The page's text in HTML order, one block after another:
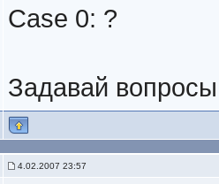
Case 0: ?
Задавай
4.02.2007 23:57